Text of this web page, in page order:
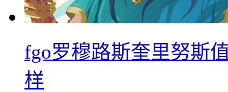
fgo罗穆路斯奎里努斯
样